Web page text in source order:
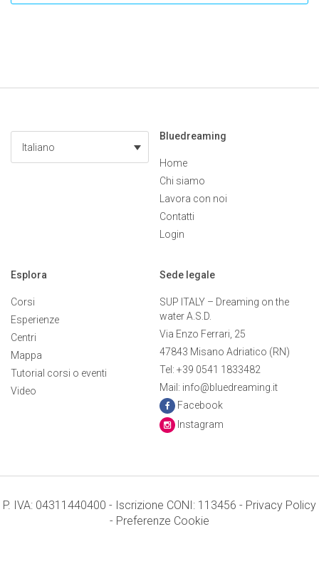
Italiano
Bluedreaming
Home
Chi siamo
Lavora con noi
Contatti
Login
Esplora
Corsi
Esperienze
Centri
Mappa
Tutorial corsi o eventi
Video
Sede legale
SUP ITALY – Dreaming on the
water A.S.D.
Via Enzo Ferrari, 25
47843 Misano Adriatico (RN)
Tel: +39 0541 1833482
Mail: info@bluedreaming.it
Facebook
Instagram
P. IVA: 04311440400 - Iscrizione CONI: 113456 - Privacy Policy
- Preferenze Cookie